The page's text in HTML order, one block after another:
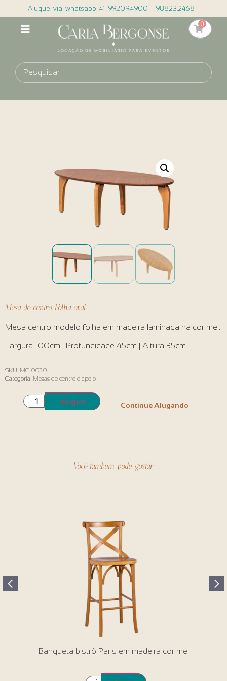
Alugue via whatsapp 41 99209.4900 | 98823.2468
0
Mesa de centro Folha oval
Mesa centro modelo folha em madeira laminada na cor mel.
Largura 100cm | Profundidade 45cm | Altura 35cm
SKU: MC 0030
Categoria: Mesas de centro e apoio
alugue Continue Alugando
Você também pode gostar
Banqueta bistrô Paris em madeira cor mel